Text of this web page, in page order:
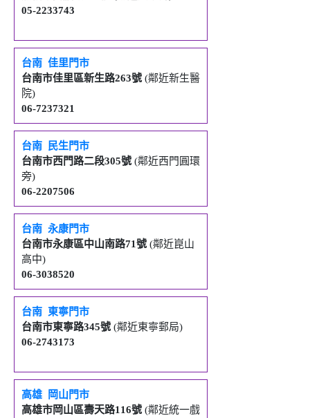
05-2233743
台南 佳里門市
台南市佳里區新生路263號 (鄰近新生醫
院)
06-7237321
台南 民生門市
台南市西門路二段305號 (鄰近西門圓環
旁)
06-2207506
台南 永康門市
台南市永康區中山南路71號 (鄰近崑山
高中)
06-3038520
台南 東寧門市
台南市東寧路345號 (鄰近東寧郵局)
06-2743173
高雄
岡山門市
高雄市岡山區壽天路116號 (鄰近統一戲